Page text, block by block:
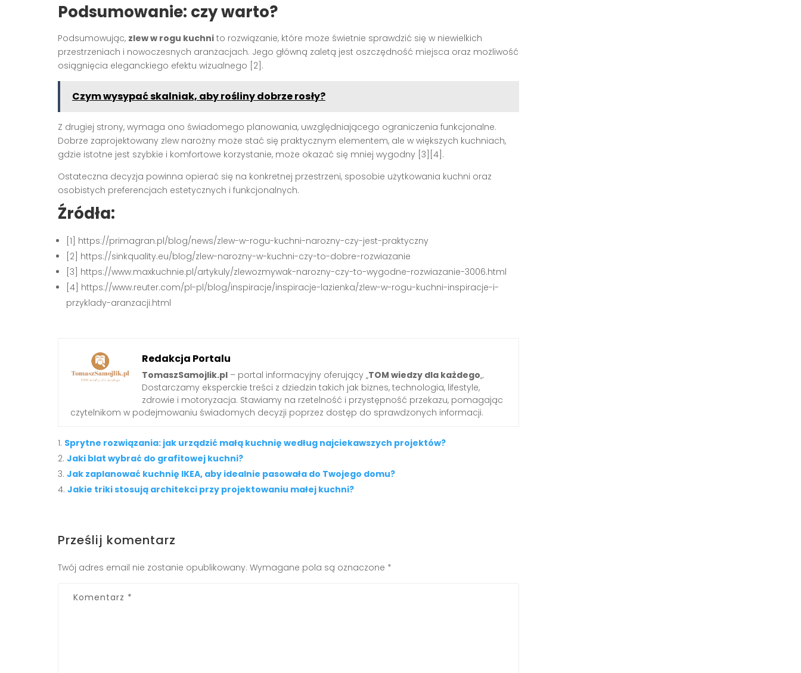
Podsumowanie: czy warto?
Podsumowując, zlew w rogu kuchni to rozwiązanie, które może świetnie sprawdzić się w niewielkich
przestrzeniach i nowoczesnych aranżacjach. Jego główną zaletą jest oszczędność miejsca oraz możliwość
osiągnięcia eleganckiego efektu wizualnego [2].
Czym wysypać skalniak, aby rośliny dobrze rosły?
Z drugiej strony, wymaga ono świadomego planowania, uwzględniającego ograniczenia funkcjonalne.
Dobrze zaprojektowany zlew narożny może stać się praktycznym elementem, ale w większych kuchniach,
gdzie istotne jest szybkie i komfortowe korzystanie, może okazać się mniej wygodny [3][4].
Ostateczna decyzja powinna opierać się na konkretnej przestrzeni, sposobie użytkowania kuchni oraz
osobistych preferencjach estetycznych i funkcjonalnych.
Źródła:
[1] https://primagran.pl/blog/news/zlew-w-rogu-kuchni-narozny-czy-jest-praktyczny
[2] https://sinkquality.eu/blog/zlew-narozny-w-kuchni-czy-to-dobre-rozwiazanie
[3] https://www.maxkuchnie.pl/artykuly/zlewozmywak-narozny-czy-to-wygodne-rozwiazanie-3006.html
[4] https://www.reuter.com/pl-pl/blog/inspiracje/inspiracje-lazienka/zlew-w-rogu-kuchni-inspiracje-i-
przyklady-aranzacji.html
Redakcja Portalu
TomaszSamojlik.pl – portal informacyjny oferujący „TOM wiedzy dla każdego„.
Dostarczamy eksperckie treści z dziedzin takich jak biznes, technologia, lifestyle,
zdrowie i motoryzacja. Stawiamy na rzetelność i przystępność przekazu, pomagając
czytelnikom w podejmowaniu świadomych decyzji poprzez dostęp do sprawdzonych informacji.
Sprytne rozwiązania: jak urządzić małą kuchnię według najciekawszych projektów?
Jaki blat wybrać do grafitowej kuchni?
Jak zaplanować kuchnię IKEA, aby idealnie pasowała do Twojego domu?
Jakie triki stosują architekci przy projektowaniu małej kuchni?
Prześlij komentarz
Twój adres email nie zostanie opublikowany. Wymagane pola są oznaczone *